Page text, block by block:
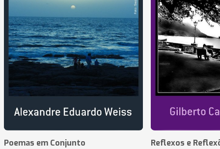
Poemas em Conjunto Reflexos e